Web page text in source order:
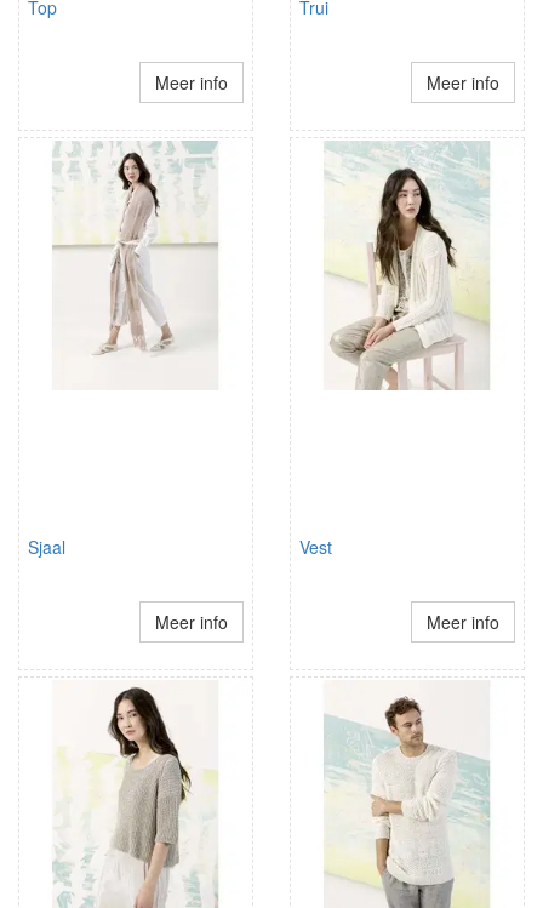
Top
Meer info
Trui
Meer info
Sjaal
Meer info
Vest
Meer info